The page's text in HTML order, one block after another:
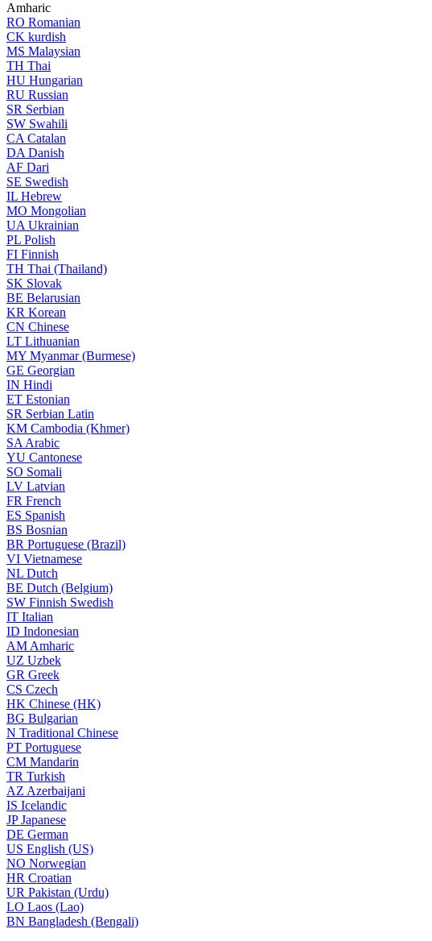
Amharic
RO Romanian
CK kurdish
MS Malaysian
TH Thai
HU Hungarian
RU Russian
SR Serbian
SW Swahili
CA Catalan
DA Danish
AF Dari
SE Swedish
IL Hebrew
MO Mongolian
UA Ukrainian
PL Polish
FI Finnish
TH Thai (Thailand)
SK Slovak
BE Belarusian
KR Korean
CN Chinese
LT Lithuanian
MY Myanmar (Burmese)
GE Georgian
IN Hindi
ET Estonian
SR Serbian Latin
KM Cambodia (Khmer)
SA Arabic
YU Cantonese
SO Somali
LV Latvian
FR French
ES Spanish
BS Bosnian
BR Portuguese (Brazil)
VI Vietnamese
NL Dutch
BE Dutch (Belgium)
SW Finnish Swedish
IT Italian
ID Indonesian
AM Amharic
UZ Uzbek
GR Greek
CS Czech
HK Chinese (HK)
BG Bulgarian
N Traditional Chinese
PT Portuguese
CM Mandarin
TR Turkish
AZ Azerbaijani
IS Icelandic
JPJapanese
DE German
US English (US)
NO Norwegian
HR Croatian
UR Pakistan (Urdu)
LO Laos (Lao)
BN Bangladesh (Bengali)